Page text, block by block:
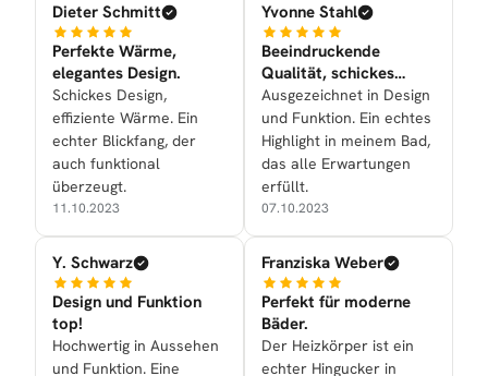
Dieter Schmitt
Perfekte Wärme,
elegantes Design.
Schickes Design,
effiziente Wärme. Ein
echter Blickfang, der
auch funktional
überzeugt.
11.10.2023
Y. Schwarz
Design und Funktion
top!
Hochwertig in Aussehen
und Funktion. Eine
Yvonne Stahl
Beeindruckende
Qualität, schickes
Design.
Ausgezeichnet in Design
und Funktion. Ein echtes
Highlight in meinem Bad,
das alle Erwartungen
erfüllt.
07.10.2023
Franziska Weber
Perfekt für moderne
Bäder.
Der Heizkörper ist ein
echter Hingucker in